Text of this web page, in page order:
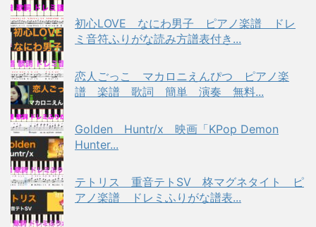
初心LOVE なにわ男子 ピアノ楽譜 ドレ
ミ音符ふりがな読み方譜表付き...
恋人ごっこ マカロニえんぴつ ピアノ楽
譜 楽譜 歌詞 簡単 演奏 無料...
Golden Huntr/x 映画「KPop Demon
Hunter...
テトリス 重音テトSV 柊マグネタイト ピ
アノ楽譜 ドレミふりがな譜表...